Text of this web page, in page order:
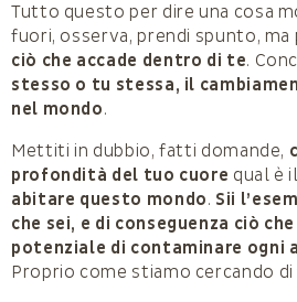
Tutto questo per dire una cosa
fuori, osserva, prendi spunto, ma
ciò che accade dentro di te.
stesso o tu stessa, il
nel mondo.
Mettiti in dubbio, fatti domande,
profondità del tuo cuore qual è
abitare questo mondo. Sii
che sei, e di conseguenza ciò
potenziale di contaminare ogni
Proprio come stiamo cercando di